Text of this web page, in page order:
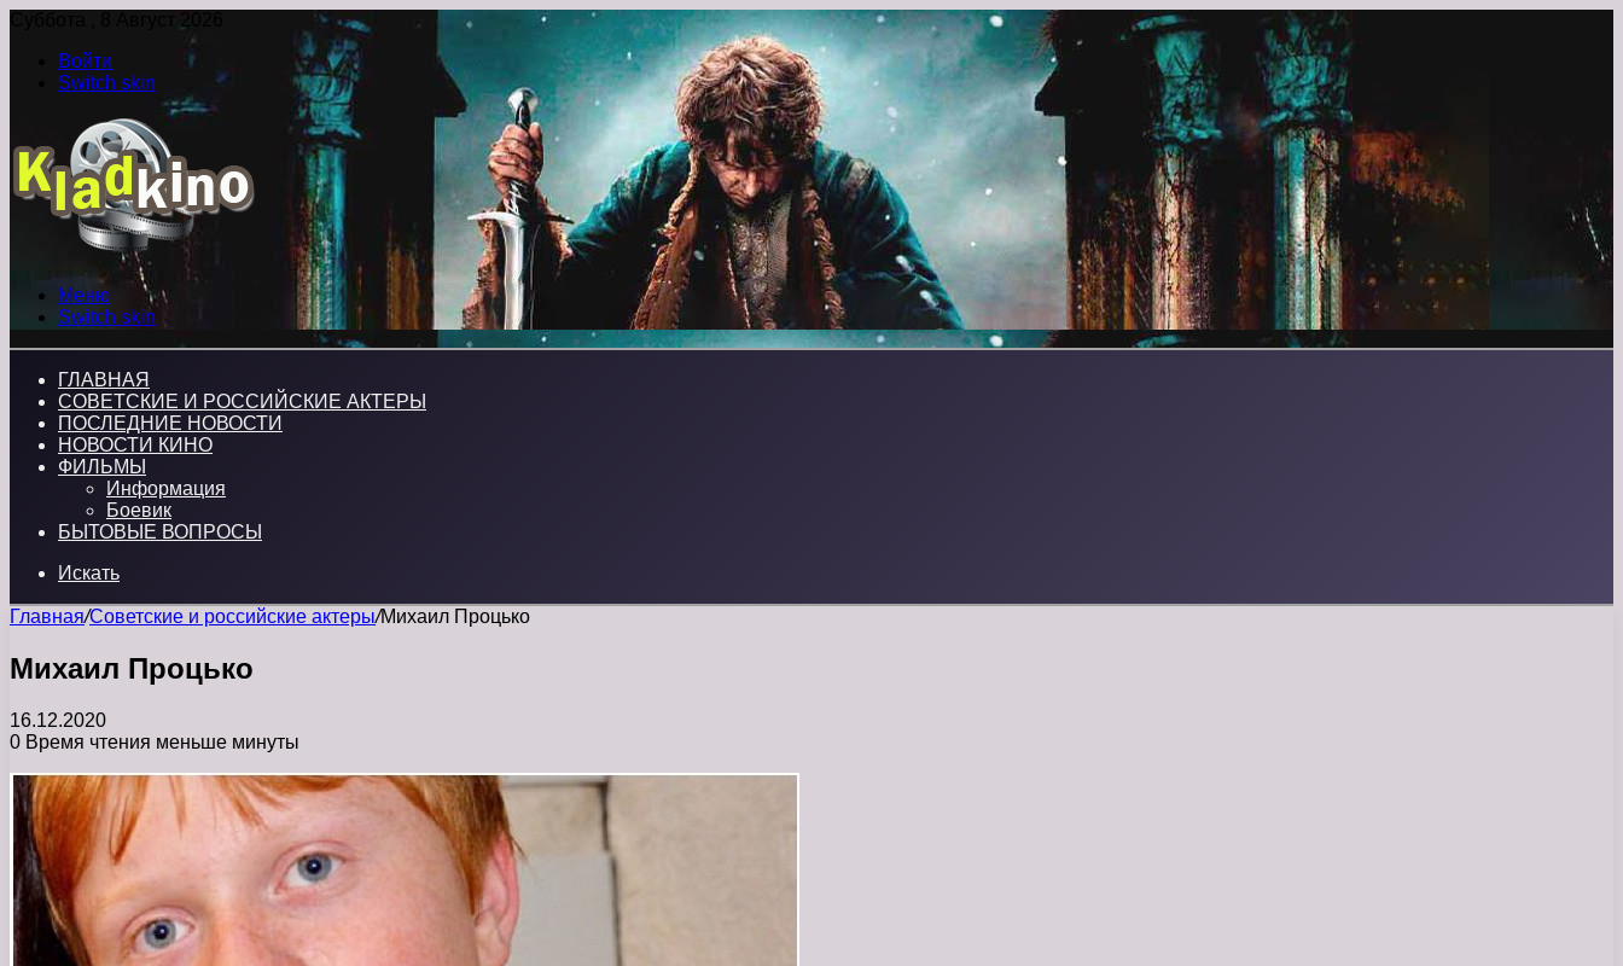
Суббота , 8 Август 2026
Войти
Switch skin
Меню
Switch skin
ГЛАВНАЯ
СОВЕТСКИЕ И РОССИЙСКИЕ АКТЕРЫ
ПОСЛЕДНИЕ НОВОСТИ
НОВОСТИ КИНО
ФИЛЬМЫ
Информация
Боевик
БЫТОВЫЕ ВОПРОСЫ
Искать
Главная/Советские и российские актеры/Михаил Процько
Михаил Процько
16.12.2020
0 Время чтения меньше минуты